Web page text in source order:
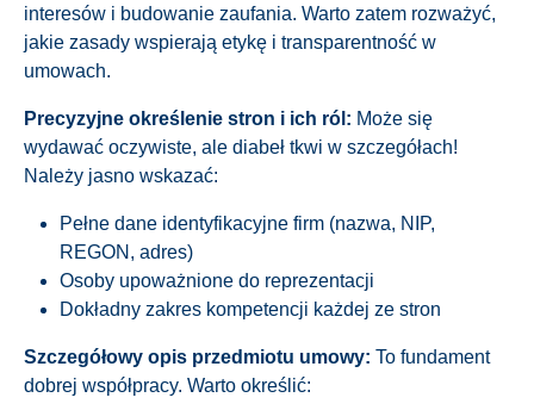
interesów i budowanie zaufania. Warto zatem rozważyć,
jakie zasady wspierają etykę i transparentność w
umowach.
Precyzyjne określenie stron i ich ról: Może się
wydawać oczywiste, ale diabeł tkwi w szczegółach!
Należy jasno wskazać:
Pełne dane identyfikacyjne firm (nazwa, NIP,
REGON, adres)
Osoby upoważnione do reprezentacji
Dokładny zakres kompetencji każdej ze stron
Szczegółowy opis przedmiotu umowy: To fundament
dobrej współpracy. Warto określić: